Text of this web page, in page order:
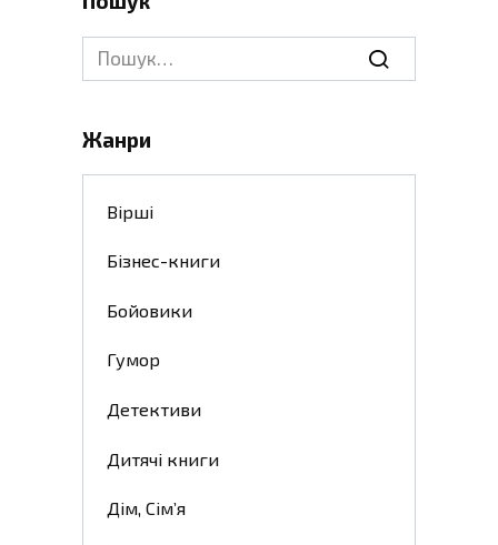
Search
for:
Жанри
Вірші
Бізнес-книги
Бойовики
Гумор
Детективи
Дитячі книги
Дім, Сім’я